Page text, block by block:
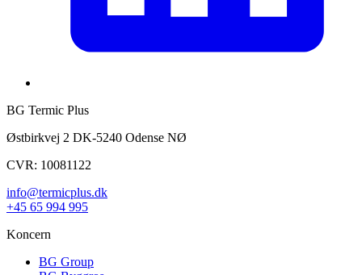
BG Termic Plus
Østbirkvej 2 DK-5240 Odense NØ
CVR: 10081122
info@termicplus.dk
+45 65 994 995
Koncern
BG Group